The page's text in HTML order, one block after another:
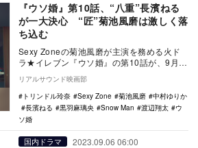
『ウソ婚』第10話、“八重”長濱ねる
が一大決心 “匠”菊池風磨は激しく落
ち込む
Sexy Zoneの菊池風磨が主演を務める火ド
ラ★イレブン『ウソ婚』の第10話が、9月
12日23時よりカンテレ・フジテレビ系で
放…
リアルサウンド映画部
トリンドル玲奈
Sexy Zone 菊池風磨
中村ゆりか
長濱ねる
黒羽麻璃央 Snow Man 渡辺翔太
ウ
ソ婚
国内ドラマ 2023.09.06 06:00